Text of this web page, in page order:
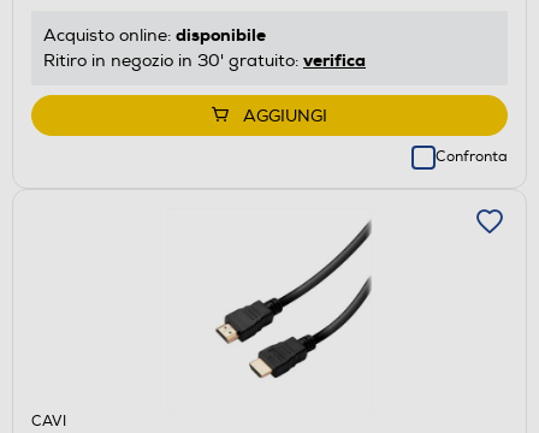
Acquisto online: disponibile
Ritiro in negozio in 30' gratuito: verifica
AGGIUNGI
Confronta
CAVI